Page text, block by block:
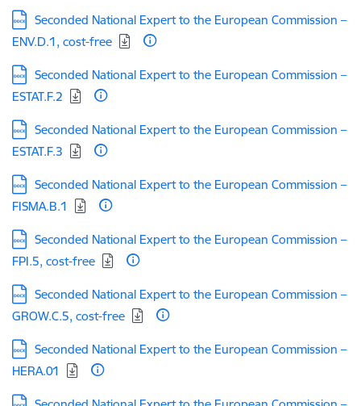
Lejupielādēt:
Seconded National Expert to the European Commission –
ENV.D.1, cost-free
Lejupielādēt:
Seconded National Expert to the European Commission –
ESTAT.F.2
Lejupielādēt:
Seconded National Expert to the European Commission –
ESTAT.F.3
Lejupielādēt:
Seconded National Expert to the European Commission –
FISMA.B.1
Lejupielādēt:
Seconded National Expert to the European Commission –
FPI.5, cost-free
Lejupielādēt:
Seconded National Expert to the European Commission –
GROW.C.5, cost-free
Lejupielādēt:
Seconded National Expert to the European Commission –
HERA.01
Lejupielādēt: